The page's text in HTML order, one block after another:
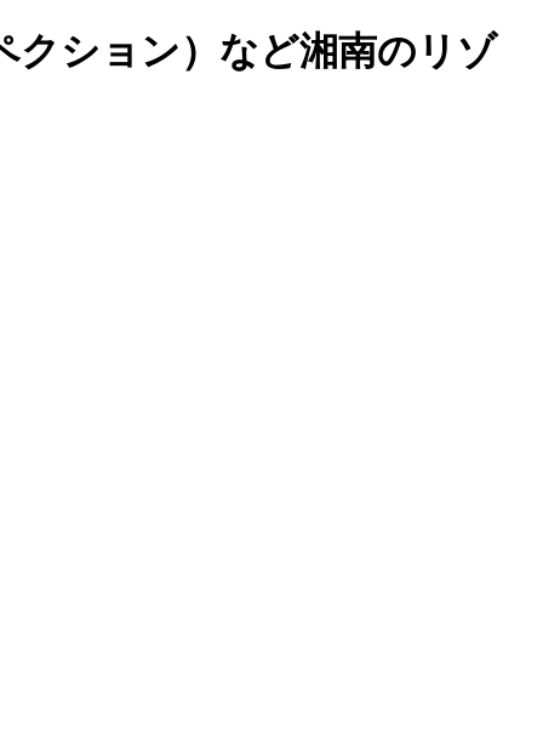
クション）など湘南のリゾ